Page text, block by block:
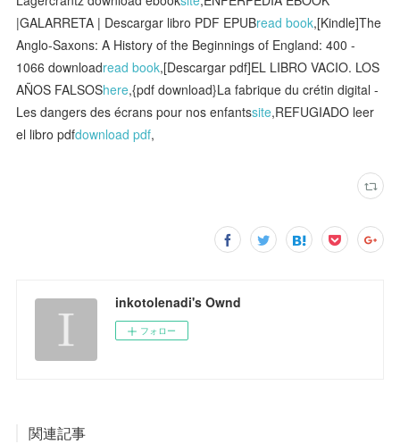
|GALARRETA | Descargar libro PDF EPUBread book,[Kindle]The
Anglo-Saxons: A History of the Beginnings of England: 400 -
1066 downloadread book,[Descargar pdf]EL LIBRO VACIO. LOS
AÑOS FALSOShere,{pdf download}La fabrique du crétin digital -
Les dangers des écrans pour nos enfantssite,REFUGIADO leer
el libro pdfdownload pdf,
inkotolenadi's Ownd
フォロー
関連記事